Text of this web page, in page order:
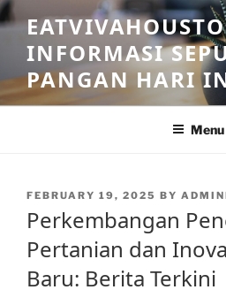
Skip
to
contentINFORMASI
PANGAN HARI
Menu
POSTED
FEBRUARY 19, 2025 BY
Perkembangan
Pertanian dan
Baru: Berita Terkini